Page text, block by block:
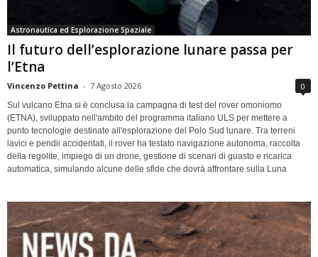
Astronautica ed Esplorazione Spaziale
Il futuro dell’esplorazione lunare passa per
l’Etna
Vincenzo Pettina - 7 Agosto 2026 0
Sul vulcano Etna si è conclusa la campagna di test del rover omoniomo
(ETNA), sviluppato nell'ambito del programma italiano ULS per mettere a
punto tecnologie destinate all'esplorazione del Polo Sud lunare. Tra terreni
lavici e pendii accidentati, il rover ha testato navigazione autonoma, raccolta
della regolite, impiego di un drone, gestione di scenari di guasto e ricarica
automatica, simulando alcune delle sfide che dovrà affrontare sulla Luna